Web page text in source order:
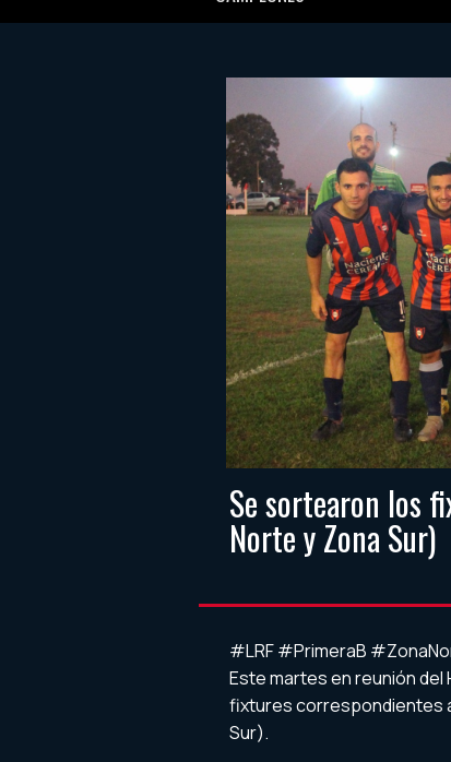
Se sortearon los
Norte y Zona Sur)
#LRF #PrimeraB
Este martes en reunión
fixtures correspondientes
Sur).